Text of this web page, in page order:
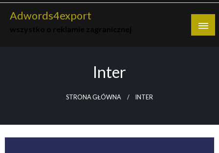
Skip
Adwords4export
Inter
STRONA GŁÓWNA INTER